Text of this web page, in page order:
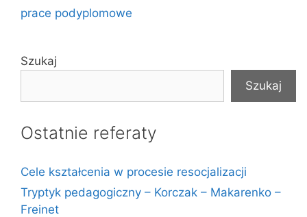
prace podyplomowe
Szukaj
Szukaj
Ostatnie referaty
Cele kształcenia w procesie resocjalizacji
Tryptyk pedagogiczny – Korczak – Makarenko –
Freinet